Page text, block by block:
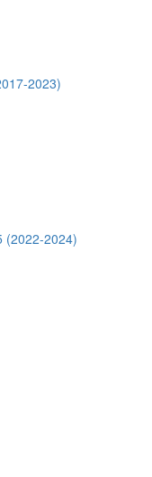
2023)
(2022-2024)